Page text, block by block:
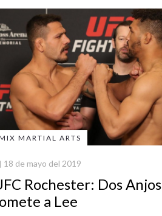
MARTIAL ARTS
18 de mayo del 2019
Rochester: Dos Anjos
a Lee